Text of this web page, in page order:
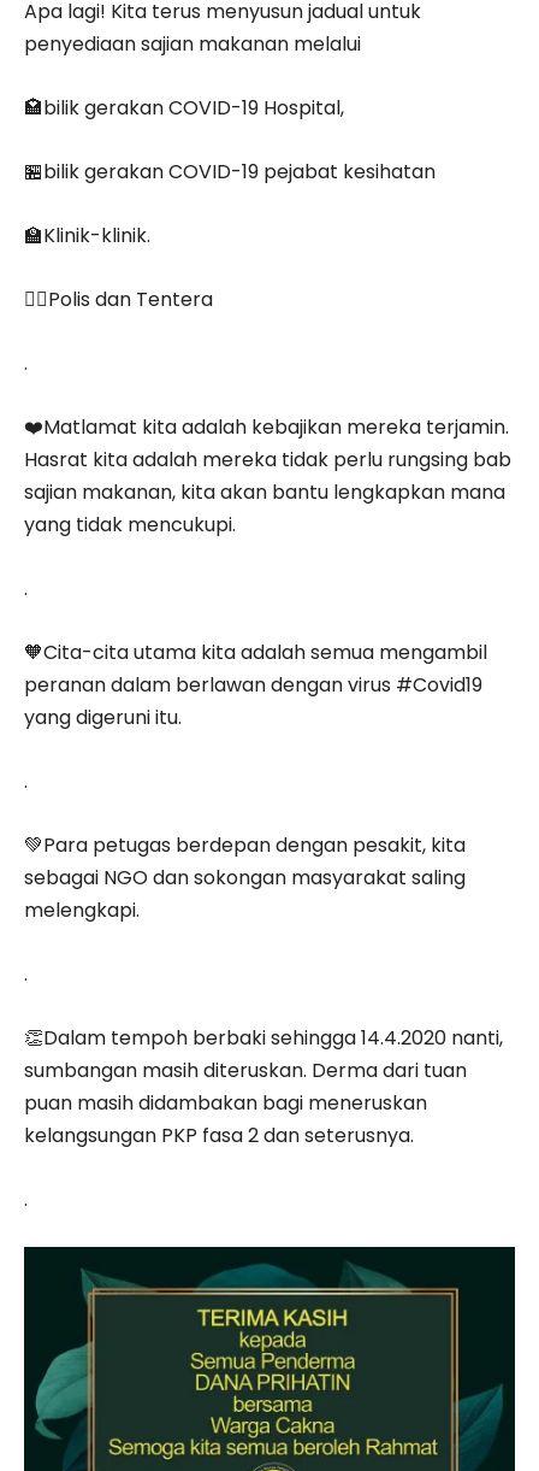
Apa lagi! Kita terus menyusun jadual untuk
penyediaan sajian makanan melalui
🏩bilik gerakan COVID-19 Hospital,
🏪bilik gerakan COVID-19 pejabat kesihatan
🏫Klinik-klinik.
👮‍♀️Polis dan Tentera
.
❤️Matlamat kita adalah kebajikan mereka terjamin.
Hasrat kita adalah mereka tidak perlu rungsing bab
sajian makanan, kita akan bantu lengkapkan mana
yang tidak mencukupi.
.
🧡Cita-cita utama kita adalah semua mengambil
peranan dalam berlawan dengan virus #Covid19
yang digeruni itu.
.
💚Para petugas berdepan dengan pesakit, kita
sebagai NGO dan sokongan masyarakat saling
melengkapi.
.
👏Dalam tempoh berbaki sehingga 14.4.2020 nanti,
sumbangan masih diteruskan. Derma dari tuan
puan masih didambakan bagi meneruskan
kelangsungan PKP fasa 2 dan seterusnya.
.